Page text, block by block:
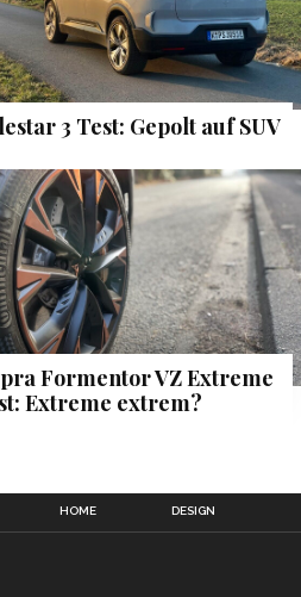
3 Test: Gepolt auf SUV
Formentor VZ Extreme
Extreme extrem?
HOME DESIGN